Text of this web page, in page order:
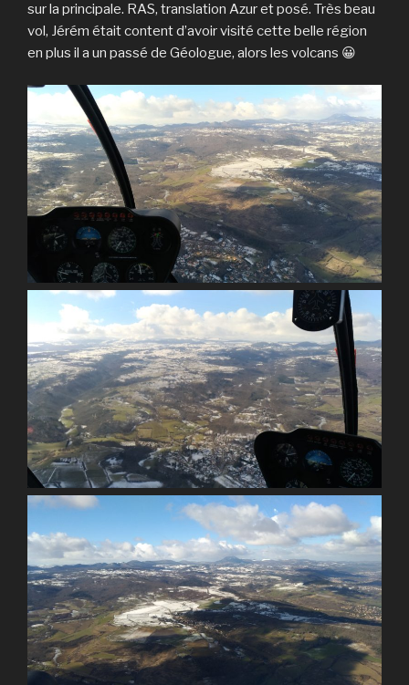
sur la principale. RAS, translation Azur et posé. Très beau
vol, Jérém était content d’avoir visité cette belle région
en plus il a un passé de Géologue, alors les volcans 😀